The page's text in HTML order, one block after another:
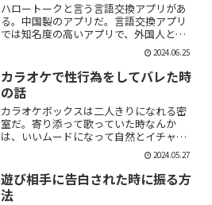
ハロートークと言う言語交換アプリがあ
る。中国製のアプリだ。言語交換アプリ
では知名度の高いアプリで、外国人と知
り合いたい付き合いたいという人にも魅
力的には一見魅力的にうつる。外国人の
恋人欲しいよな。俺もエマワトソンと結
婚してえ。ではハロートー...
2024.06.25
カラオケで性行為をしてバレた時
の話
カラオケボックスは二人きりになれる密
室だ。寄り添って歌っていた時なんか
は、いいムードになって自然とイチャイ
チャしはじめてしまうこともある。俺も
よく出会い系で知り合った人とカラオケ
にいったりする。相手もその気だったり
するから、なんかいいムード...
2024.05.27
遊び相手に告白された時に振る方
法